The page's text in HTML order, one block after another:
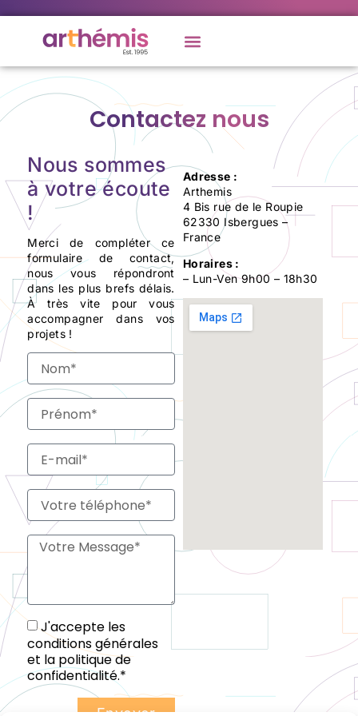
Contactez nous
Nous sommes
à votre écoute
!
Merci de compléter ce
formulaire de contact,
nous vous répondront
dans les plus brefs délais.
À très vite pour vous
accompagner dans vos
projets !
J'accepte les
conditions générales
et la politique de
confidentialité.*
Adresse :
Arthemis
4 Bis rue de le Roupie
62330 Isbergues –
France
Horaires :
– Lun-Ven 9h00 – 18h30